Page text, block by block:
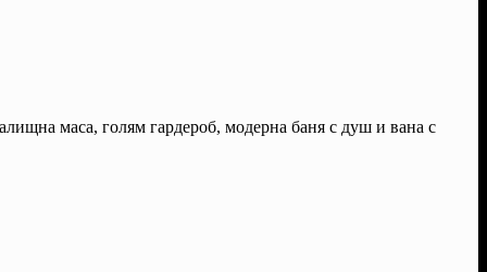
маса, голям гардероб, модерна баня с душ и вана с